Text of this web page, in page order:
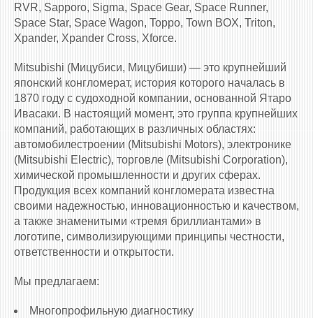
RVR, Sapporo, Sigma, Space Gear, Space Runner,
Space Star, Space Wagon, Toppo, Town BOX, Triton,
Xpander, Xpander Cross, Xforce.
Mitsubishi (Мицубиси, Мицубиши) — это крупнейший
японский конгломерат, история которого началась в
1870 году с судоходной компании, основанной Ятаро
Ивасаки. В настоящий момент, это группа крупнейших
компаний, работающих в различных областях:
автомобилестроении (Mitsubishi Motors), электронике
(Mitsubishi Electric), торговле (Mitsubishi Corporation),
химической промышленности и других сферах.
Продукция всех компаний конгломерата известна
своими надежностью, инновационностью и качеством,
а также знаменитыми «тремя бриллиантами» в
логотипе, символизирующими принципы честности,
ответственности и открытости.
Мы предлагаем:
Многопрофильную диагностику